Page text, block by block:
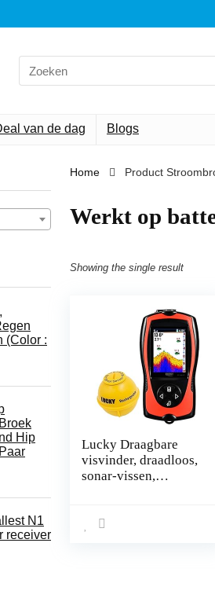
Search
for:
van de dag Blogs
(Color :
Hip
N1
receiver
Home Product
‎Werkt op
Showing the single result
Lucky Draagbare
visvinder, draadloos,
sonar-vissen,
ijsvissen, zeevissen